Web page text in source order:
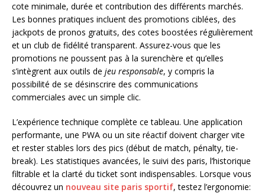
cote minimale, durée et contribution des différents marchés.
Les bonnes pratiques incluent des promotions ciblées, des
jackpots de pronos gratuits, des cotes boostées régulièrement
et un club de fidélité transparent. Assurez-vous que les
promotions ne poussent pas à la surenchère et qu’elles
s’intègrent aux outils de jeu responsable, y compris la
possibilité de se désinscrire des communications
commerciales avec un simple clic.
L’expérience technique complète ce tableau. Une application
performante, une PWA ou un site réactif doivent charger vite
et rester stables lors des pics (début de match, pénalty, tie-
break). Les statistiques avancées, le suivi des paris, l’historique
filtrable et la clarté du ticket sont indispensables. Lorsque vous
découvrez un nouveau site paris sportif, testez l’ergonomie: